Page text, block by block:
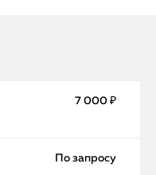
7 000 ₽
По запросу